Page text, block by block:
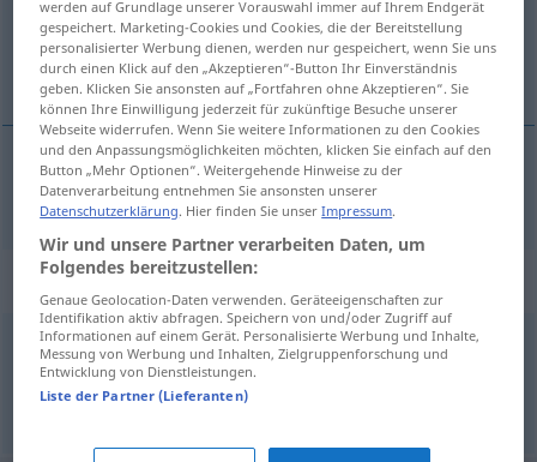
(Für mehr Details die Übersetzung anklicken/antippen)
Straßenbahnwagen
Straßenbahnwagenm trolley car
Synonyme für "trolley car"
tram,streetcar,trolley,tramcar
werden auf Grundlage unserer Vorauswahl immer auf Ihrem Endgerät
gespeichert. Marketing-Cookies und Cookies, die der Bereitstellung
personalisierter Werbung dienen, werden nur gespeichert, wenn Sie uns
durch einen Klick auf den „Akzeptieren“-Button Ihr Einverständnis
geben. Klicken Sie ansonsten auf „Fortfahren ohne Akzeptieren“. Sie
können Ihre Einwilligung jederzeit für zukünftige Besuche unserer
Webseite widerrufen. Wenn Sie weitere Informationen zu den Cookies
und den Anpassungsmöglichkeiten möchten, klicken Sie einfach auf den
Button „Mehr Optionen“. Weitergehende Hinweise zu der
Datenverarbeitung entnehmen Sie ansonsten unserer
Datenschutzerklärung. Hier finden Sie unserImpressum.
Wir und unsere Partner verarbeiten Daten, um
Folgendes bereitzustellen:
Genaue Geolocation-Daten verwenden. Geräteeigenschaften zur
Identifikation aktiv abfragen. Speichern von und/oder Zugriff auf
Informationen auf einem Gerät. Personalisierte Werbung und Inhalte,
Messung von Werbung und Inhalten, Zielgruppenforschung und
Entwicklung von Dienstleistungen.
Liste der Partner (Lieferanten)